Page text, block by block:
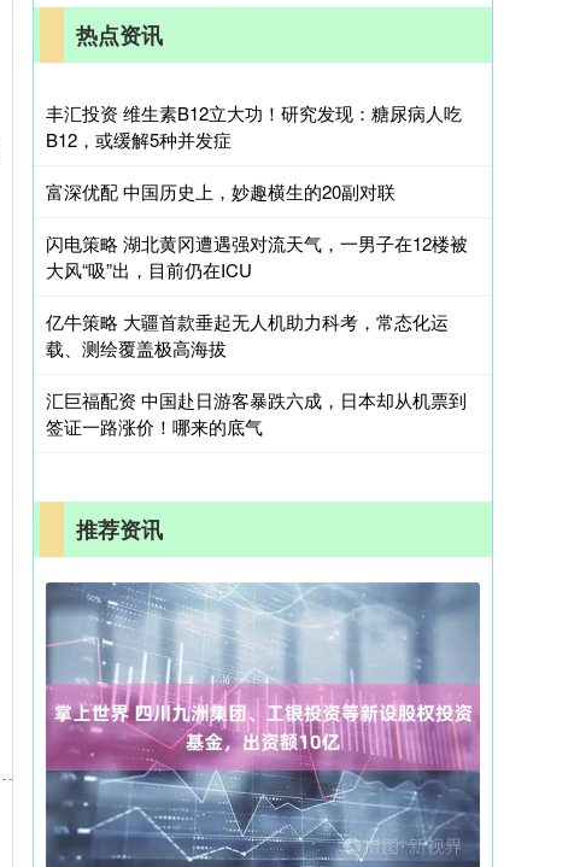
热点资讯
丰汇投资 维生素B12立大功！研究发现：糖尿病人吃
B12，或缓解5种并发症
富深优配 中国历史上，妙趣横生的20副对联
闪电策略 湖北黄冈遭遇强对流天气，一男子在12楼被
大风“吸”出，目前仍在ICU
亿牛策略 大疆首款垂起无人机助力科考，常态化运
载、测绘覆盖极高海拔
汇巨福配资 中国赴日游客暴跌六成，日本却从机票到
签证一路涨价！哪来的底气
推荐资讯